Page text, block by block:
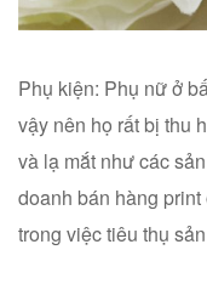
Phụ kiện: Phụ nữ ở
vậy nên họ rất bị thu
và lạ mắt như các
doanh bán hàng print
trong việc tiêu thụ